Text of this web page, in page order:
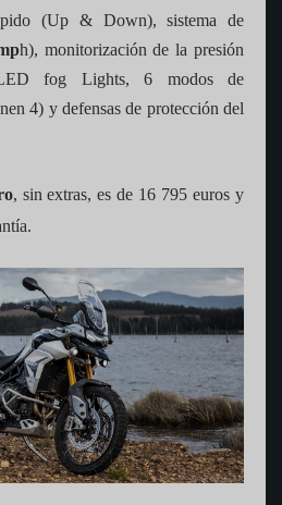
(Up & Down), sistema de
h), monitorización de la presión
fog Lights, 6 modos de
4) y defensas de protección del
, sin extras, es de 16 795 euros y